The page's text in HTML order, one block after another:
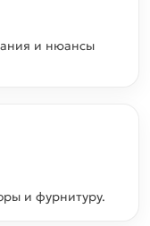
и нюансы
и фурнитуру.